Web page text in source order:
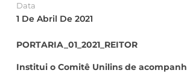
Data
1 De Abril De 2021
PORTARIA_01_2021_REITOR
Institui o Comitê Unilins de